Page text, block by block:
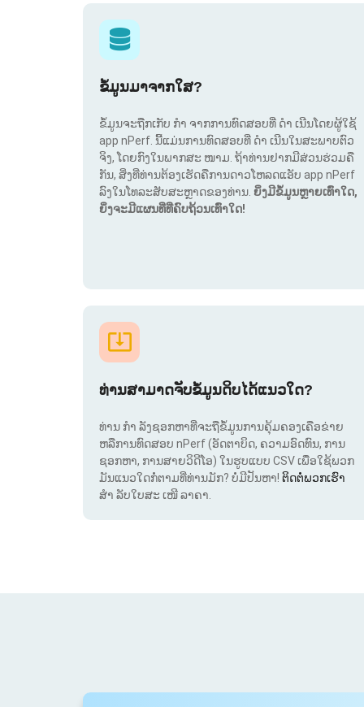
ຂໍ້ມູນມາຈາກໃສ?
ຂໍ້ມູນຈະຖືກເກັບ ກຳ ຈາກການທົດສອບທີ່ ດຳ ເນີນໂດຍຜູ້ໃຊ້
app nPerf. ນີ້ແມ່ນການທົດສອບທີ່ ດຳ ເນີນໃນສະພາບຕົວ
ຈິງ, ໂດຍກົງໃນພາກສະ ໜາມ. ຖ້າທ່ານຢາກມີສ່ວນຮ່ວມຄື
ກັນ, ສິ່ງທີ່ທ່ານຕ້ອງເຮັດຄືການດາວໂຫລດແອັບ app nPerf
ລົງໃນໂທລະສັບສະຫຼາດຂອງທ່ານ. ຍິ່ງມີຂໍ້ມູນຫຼາຍເທົ່າໃດ,
ຍິ່ງຈະມີແຜນທີ່ທີ່ຄົບຖ້ວນເທົ່າໃດ!
ທ່ານສາມາດຈັບຂໍ້ມູນດິບໄດ້ແນວໃດ?
ທ່ານ ກຳ ລັງຊອກຫາທີ່ຈະຖືຂໍ້ມູນການຄຸ້ມຄອງເຄືອຂ່າຍ
ຫລືການທົດສອບ nPerf (ອັດຕາບິດ, ຄວາມອົດທົນ, ການ
ຊອກຫາ, ການສາຍວິດີໂອ) ໃນຮູບແບບ CSV ເພື່ອໃຊ້ພວກ
ມັນແນວໃດກໍ່ຕາມທີ່ທ່ານມັກ? ບໍ່ມີປັນຫາ! ຕິດຕໍ່ພວກເຮົາ
ສຳ ລັບໃບສະ ເໜີ ລາຄາ.